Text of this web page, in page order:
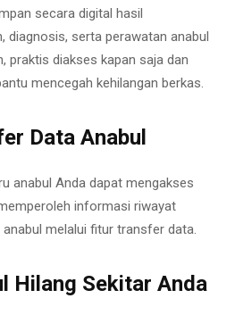
secara digital hasil
diagnosis, serta perawatan anabul
praktis diakses kapan saja dan
mencegah kehilangan berkas.
Data Anabul
anabul Anda dapat mengakses
informasi riwayat
melalui fitur transfer data.
Hilang Sekitar Anda